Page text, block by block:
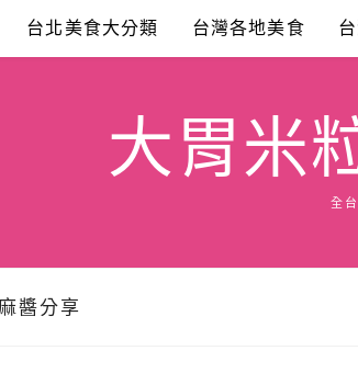
台北美食大分類 台灣各地美食
大胃米
全
醬分享